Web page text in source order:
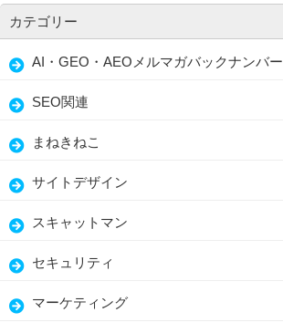
カテゴリー
AI・GEO・AEOメルマガバックナンバー
SEO関連
まねきねこ
サイトデザイン
スキャットマン
セキュリティ
マーケティング